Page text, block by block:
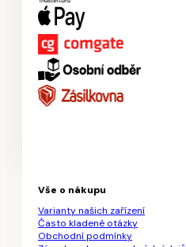
Vše o nákupu
Varianty našich zařízení
Často kladené otázky
Obchodní podmínky